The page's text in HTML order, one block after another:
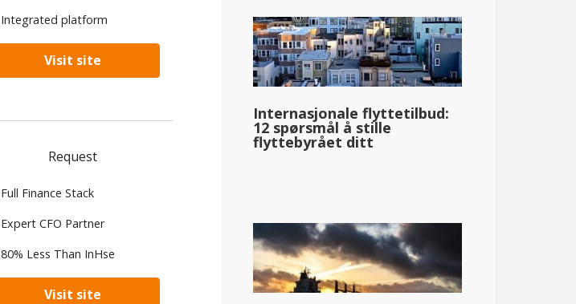
Integrated platform
Visit site
Request
Full Finance Stack
Expert CFO Partner
80% Less Than InHse
Visit site
Internasjonale flyttetilbud:
12 spørsmål å stille
flyttebyrået ditt